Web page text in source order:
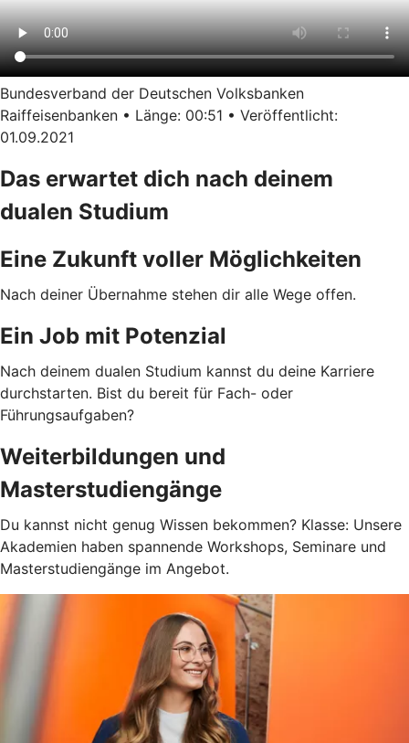
Bundesverband der Deutschen Volksbanken
Raiffeisenbanken • Länge: 00:51 • Veröffentlicht:
01.09.2021
Das erwartet dich nach deinem
dualen Studium
Eine Zukunft voller Möglichkeiten
Nach deiner Übernahme stehen dir alle Wege offen.
Ein Job mit Potenzial
Nach deinem dualen Studium kannst du deine Karriere
durchstarten. Bist du bereit für Fach- oder
Führungsaufgaben?
Weiterbildungen und
Masterstudiengänge
Du kannst nicht genug Wissen bekommen? Klasse: Unsere
Akademien haben spannende Workshops, Seminare und
Masterstudiengänge im Angebot.